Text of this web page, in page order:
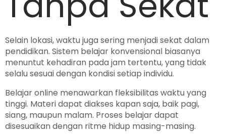
Selain lokasi, waktu juga sering menjadi sekat dalam
pendidikan. Sistem belajar konvensional biasanya
menuntut kehadiran pada jam tertentu, yang tidak
selalu sesuai dengan kondisi setiap individu.
Belajar online menawarkan fleksibilitas waktu yang
tinggi. Materi dapat diakses kapan saja, baik pagi,
siang, maupun malam. Proses belajar dapat
disesuaikan dengan ritme hidup masing-masing.